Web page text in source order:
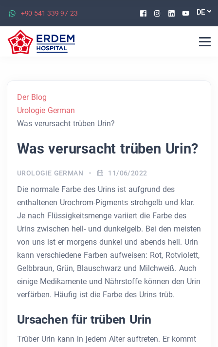
+90 541 339 97 23 Facebook
Instagram
Linkedin
DE
Der Blog
Urologie German
Was verursacht trüben Urin?
Was verursacht trüben Urin?
UROLOGIE GERMAN 11/06/2022
Die normale Farbe des Urins ist aufgrund des
enthaltenen Urochrom-Pigments strohgelb und klar.
Je nach Flüssigkeitsmenge variiert die Farbe des
Urins zwischen hell- und dunkelgelb. Bei den meisten
von uns ist er morgens dunkel und abends hell. Urin
kann verschiedene Farben aufweisen: Rot, Rotviolett,
Gelbbraun, Grün, Blauschwarz und Milchweiß. Auch
einige Medikamente und Nährstoffe können den Urin
verfärben. Häufig ist die Farbe des Urins trüb.
Ursachen für trüben Urin
Trüber Urin kann in jedem Alter auftreten. Er kommt